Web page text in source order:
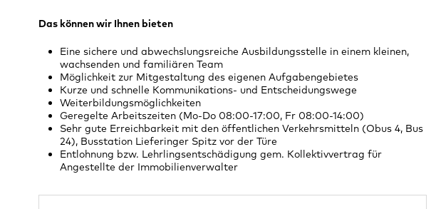
Das können wir Ihnen bieten
Eine sichere und abwechslungsreiche Ausbildungsstelle in einem kleinen,
wachsenden und familiären Team
Möglichkeit zur Mitgestaltung des eigenen Aufgabengebietes
Kurze und schnelle Kommunikations- und Entscheidungswege
Weiterbildungsmöglichkeiten
Geregelte Arbeitszeiten (Mo-Do 08:00-17:00, Fr 08:00-14:00)
Sehr gute Erreichbarkeit mit den öffentlichen Verkehrsmitteln (Obus 4, Bus
24), Busstation Lieferinger Spitz vor der Türe
Entlohnung bzw. Lehrlingsentschädigung gem. Kollektivvertrag für
Angestellte der Immobilienverwalter